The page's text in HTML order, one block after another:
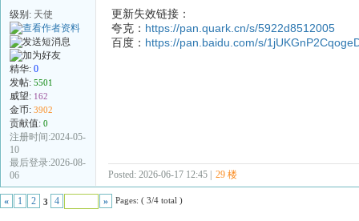
级别: 天使
精华: 0
发帖: 5501
威望: 162
金币: 3902
贡献值: 0
注册时间:2024-05-
10
最后登录:2026-08-
06
更新失效链接：
夸克： https://pan.quark.cn/s/5922d8512005
百度： https://pan.baidu.com/s/
Posted: 2026-06-17 12:45 | 29 楼
« 1 2 3 4 » Pages: ( 3/4 total )